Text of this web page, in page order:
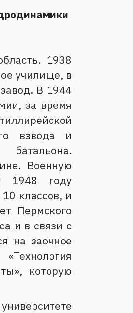
1938
училище, в
В 1944
за время
взвода и
батальона.
Военную
1948 году
классов, и
Пермского
и в связи с
на заочное
которую